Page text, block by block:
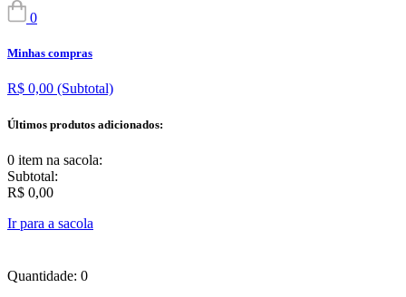
0
Minhas compras
R$ 0,00 (Subtotal)
Últimos produtos adicionados:
0 item na sacola:
Subtotal:
R$ 0,00
Ir para a sacola
Quantidade: 0